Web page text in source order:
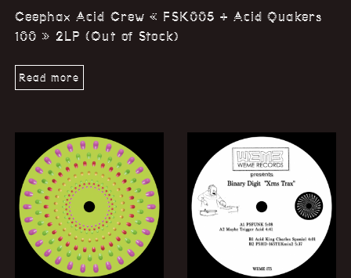
Ceephax Acid Crew « FSK005 + Acid Quakers
100 » 2LP (Out of Stock)
Read more